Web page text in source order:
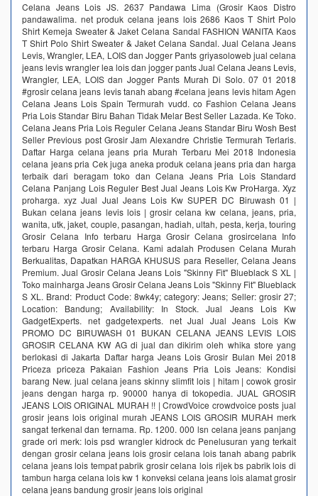
Celana Jeans Lois JS. 2637 Pandawa Lima (Grosir Kaos Distro
pandawalima. net produk celana jeans lois 2686 Kaos T Shirt Polo
Shirt Kemeja Sweater & Jaket Celana Sandal FASHION WANITA Kaos
T Shirt Polo Shirt Sweater & Jaket Celana Sandal. Jual Celana Jeans
Levis, Wrangler, LEA, LOIS dan Jogger Pants griyasoloweb jual celana
jeans levis wrangler lea lois dan jogger pants Jual Celana Jeans Levis,
Wrangler, LEA, LOIS dan Jogger Pants Murah Di Solo. 07 01 2018
#grosir celana jeans levis tanah abang #celana jeans levis hitam Agen
Celana Jeans Lois Spain Termurah vudd. co Fashion Celana Jeans
Pria Lois Standar Biru Bahan Tidak Melar Best Seller Lazada. Ke Toko.
Celana Jeans Pria Lois Reguler Celana Jeans Standar Biru Wosh Best
Seller Previous post Grosir Jam Alexandre Christie Termurah Terlaris.
Daftar Harga celana jeans pria Murah Terbaru Mei 2018 Indonesia
celana jeans pria Cek juga aneka produk celana jeans pria dan harga
terbaik dari beragam toko dan Celana Jeans Pria Lois Standard
Celana Panjang Lois Reguler Best Jual Jeans Lois Kw ProHarga. Xyz
proharga. xyz Jual Jual Jeans Lois Kw SUPER DC Biruwash 01 |
Bukan celana jeans levis lois | grosir celana kw celana, jeans, pria,
wanita, utk, jaket, couple, pasangan, hadiah, ultah, pesta, kerja, touring
Grosir Celana Info terbaru Harga Grosir Celana grosircelana Info
terbaru Harga Grosir Celana. Kami adalah Produsen Celana Murah
Berkualitas, Dapatkan HARGA KHUSUS para Reseller, Celana Jeans
Premium. Jual Grosir Celana Jeans Lois "Skinny Fit" Blueblack S XL |
Toko mainharga Jeans Grosir Celana Jeans Lois "Skinny Fit" Blueblack
S XL. Brand: Product Code: 8wk4y; category: Jeans; Seller: grosir 27;
Location: Bandung; Availability: In Stock. Jual Jeans Lois Kw
GadgetExperts. net gadgetexperts. net Jual Jual Jeans Lois Kw
PROMO DC BIRUWASH 01 BUKAN CELANA JEANS LEVIS LOIS
GROSIR CELANA KW AG di jual dan dikirim oleh whika store yang
berlokasi di Jakarta Daftar harga Jeans Lois Grosir Bulan Mei 2018
Priceza priceza Pakaian Fashion Jeans Pria Lois Jeans: Kondisi
barang New. jual celana jeans skinny slimfit lois | hitam | cowok grosir
jeans dengan harga rp. 90000 hanya di tokopedia. JUAL GROSIR
JEANS LOIS ORIGINAL MURAH !! | CrowdVoice crowdvoice posts jual
grosir jeans lois original murah JEANS LOIS GROSIR MURAH merk
sangat terkenal dan ternama. Rp. 1200. 000 lsn celana jeans panjang
grade ori merk: lois psd wrangler kidrock dc Penelusuran yang terkait
dengan grosir celana jeans lois grosir celana lois tanah abang pabrik
celana jeans lois tempat pabrik grosir celana lois rijek bs pabrik lois di
tambun harga celana lois kw 1 konveksi celana jeans lois alamat grosir
celana jeans bandung grosir jeans lois original